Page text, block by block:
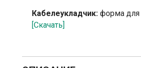
Кабелеукладчик: форма для
[Скачать]